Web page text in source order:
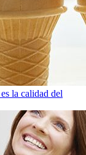
la calidad del